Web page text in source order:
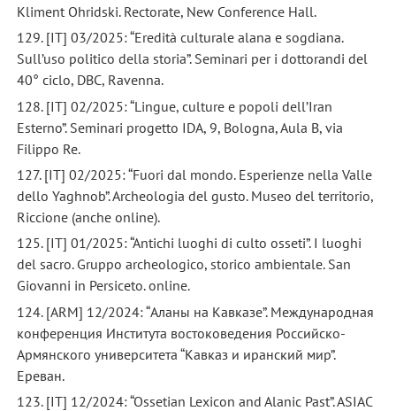
Kliment Ohridski. Rectorate, New Conference Hall.
129. [IT] 03/2025: “Eredità culturale alana e sogdiana.
Sull’uso politico della storia”. Seminari per i dottorandi del
40° ciclo, DBC, Ravenna.
128. [IT] 02/2025: “Lingue, culture e popoli dell’Iran
Esterno”. Seminari progetto IDA, 9, Bologna, Aula B, via
Filippo Re.
127. [IT] 02/2025: “Fuori dal mondo. Esperienze nella Valle
dello Yaghnob”. Archeologia del gusto. Museo del territorio,
Riccione (anche online).
125. [IT] 01/2025: “Antichi luoghi di culto osseti”. I luoghi
del sacro. Gruppo archeologico, storico ambientale. San
Giovanni in Persiceto. online.
124. [ARM] 12/2024: “Аланы на Кавказе”. Международная
конференция Института востоковедения Российско-
Армянского университета “Кавказ и иранский мир”.
Ереван.
123. [IT] 12/2024: “Ossetian Lexicon and Alanic Past”. ASIAC